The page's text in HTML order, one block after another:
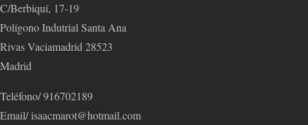
C/Berbiquí, 17-19
Polígono Indutrial Santa Ana
Rivas Vaciamadrid 28523
Madrid
Teléfono/ 916702189
Email/ isaacmarot@hotmail.com